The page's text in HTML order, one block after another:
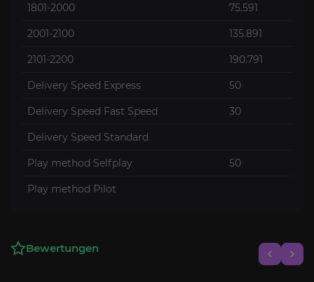
1801-2000 75.591
2001-2100 135.891
2101-2200 190.791
Delivery Speed Express 50
Delivery Speed Fast Speed 30
Delivery Speed Standard
Play method Selfplay 50
Play method Pilot
Bewertungen